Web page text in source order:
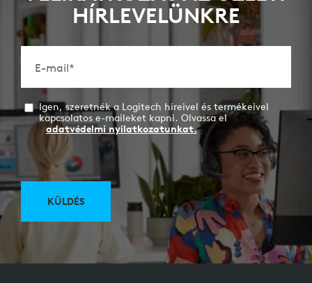
HÍRLEVELÜNKRE
E-mail*
Igen, szeretnék a Logitech híreivel és termékeivel
kapcsolatos e-maileket kapni. Olvassa el
adatvédelmi nyilatkozatunkat.
KÜLDÉS